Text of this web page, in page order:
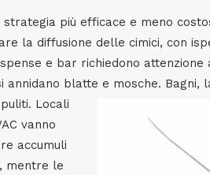
più efficace e meno
la diffusione delle cimici, con
e bar richiedono
annidano blatte e mosche. Bagni,
Locali
vanno
accumuli
mentre le